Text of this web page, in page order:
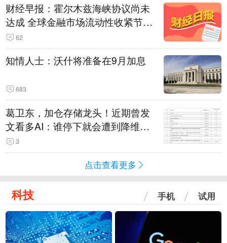
财经早报：霍尔木兹海峡协议尚未
达成 全球金融市场流动性收紧节奏
暂缓
62
知情人士：沃什将准备在9月加息
683
葛卫东，加仓存储龙头！近期曾发
文看多AI：谁停下就会遭到降维打
击 3
点击查看更多
科技 手机 试用